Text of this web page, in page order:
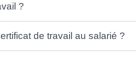
?
de travail au salarié ?